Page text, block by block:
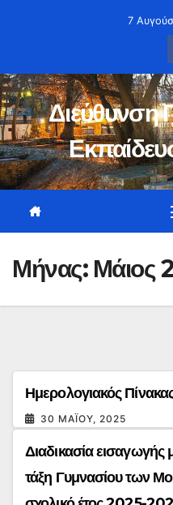
7
Διεύθυνση
Μήνας: Μάιος
Ημερολογιακός
30 ΜΑΪ́ΟΥ, 2025
Διαδικασία
τάξη Γυμνασίου των